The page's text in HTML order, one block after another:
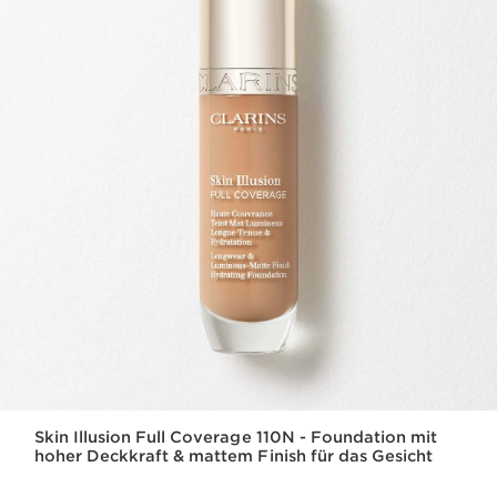
Skin Illusion Full Coverage 110N - Foundation mit
hoher Deckkraft & mattem Finish für das Gesicht